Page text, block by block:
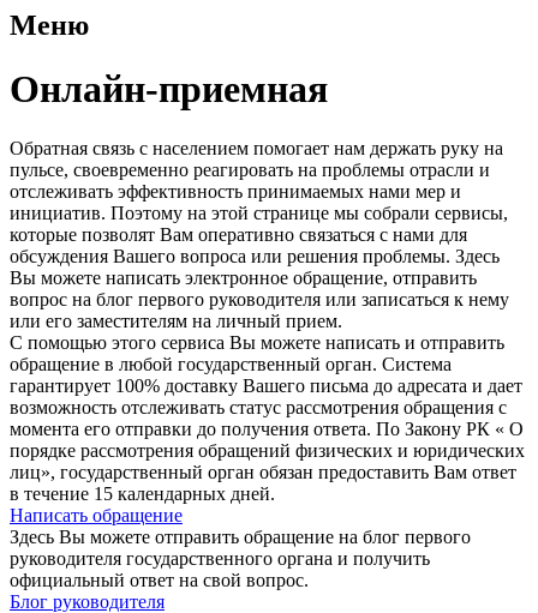
Меню
Онлайн-приемная
Обратная связь с населением помогает нам держать руку на
пульсе, своевременно реагировать на проблемы отрасли и
отслеживать эффективность принимаемых нами мер и
инициатив. Поэтому на этой странице мы собрали сервисы,
которые позволят Вам оперативно связаться с нами для
обсуждения Вашего вопроса или решения проблемы. Здесь
Вы можете написать электронное обращение, отправить
вопрос на блог первого руководителя или записаться к нему
или его заместителям на личный прием.
С помощью этого сервиса Вы можете написать и отправить
обращение в любой государственный орган. Система
гарантирует 100% доставку Вашего письма до адресата и дает
возможность отслеживать статус рассмотрения обращения с
момента его отправки до получения ответа. По Закону РК « О
порядке рассмотрения обращений физических и юридических
лиц», государственный орган обязан предоставить Вам ответ
в течение 15 календарных дней.
Написать обращение
Здесь Вы можете отправить обращение на блог первого
руководителя государственного органа и получить
официальный ответ на свой вопрос.
Блог руководителя